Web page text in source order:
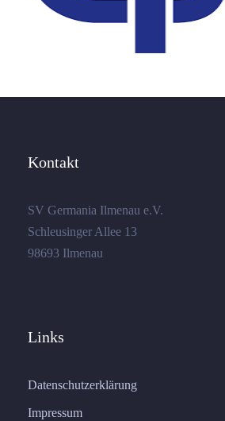
Kontakt
SV Germania Ilmenau e.V.
Schleusinger Allee 13
98693 Ilmenau
Links
Datenschutzerklärung
Impressum